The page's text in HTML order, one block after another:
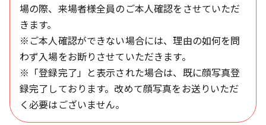
場の際、来場者様全員のご本人確認をさせていただ
きます。
※ご本人確認ができない場合には、理由の如何を問
わず入場をお断りさせていただきます。
※「登録完了」と表示された場合は、既に顔写真登
録完了しております。改めて顔写真をお送りいただ
く必要はございません。